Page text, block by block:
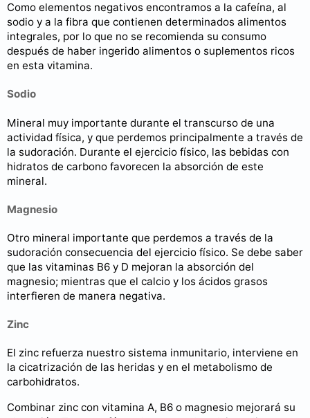
Como elementos negativos encontramos a la cafeína, al
sodio y a la fibra que contienen determinados alimentos
integrales, por lo que no se recomienda su consumo
después de haber ingerido alimentos o suplementos ricos
en esta vitamina.
Sodio
Mineral muy importante durante el transcurso de una
actividad física, y que perdemos principalmente a través de
la sudoración. Durante el ejercicio físico, las bebidas con
hidratos de carbono favorecen la absorción de este
mineral.
Magnesio
Otro mineral importante que perdemos a través de la
sudoración consecuencia del ejercicio físico. Se debe saber
que las vitaminas B6 y D mejoran la absorción del
magnesio; mientras que el calcio y los ácidos grasos
interfieren de manera negativa.
Zinc
El zinc refuerza nuestro sistema inmunitario, interviene en
la cicatrización de las heridas y en el metabolismo de
carbohidratos.
Combinar zinc con vitamina A, B6 o magnesio mejorará su